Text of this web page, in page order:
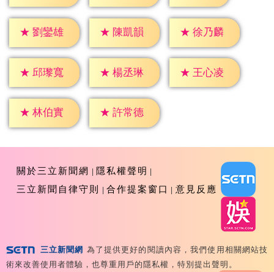
★ 劉鑾雄 ★ 陳凱韻 ★ 徐乃麟
★ 邱瓈寬 ★ 楊丞琳 ★ 王心凌
★ 林伯實 ★ 許常德
關於三立新聞網
隱私權聲明
三立新聞自律守則
合作提案窗口 意見反應
Copyright ©2026 Sanlih E-Television All Rights
三立新聞網 為了提供更好的閱讀內容，我們使用相關網站技
術來改善使用者體驗，也尊重用戶的隱私權，特別提出聲明。